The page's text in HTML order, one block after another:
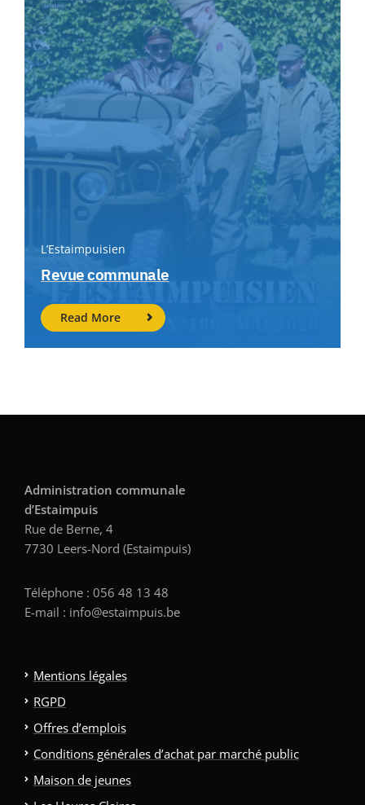
L’Estaimpuisien
Revue communale
Read More
Administration communale
d’Estaimpuis
Rue de Berne, 4
7730 Leers-Nord (Estaimpuis)
Téléphone : 056 48 13 48
E-mail : info@estaimpuis.be
Mentions légales
RGPD
Offres d’emplois
Conditions générales d’achat par marché public
Maison de jeunes